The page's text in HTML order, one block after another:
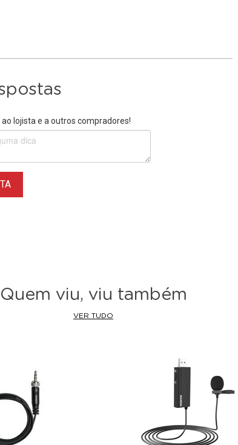
lojista e a outros compradores!
Quem viu, viu também
VER TUDO